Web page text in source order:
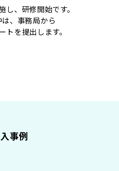
し、研修開始です。
、事務局から
トを提出します。
事例